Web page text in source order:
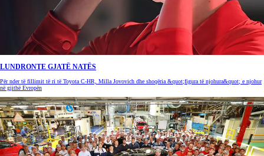
LUNDRONTE GJATË NATËS
Për nder të fillimit të ri të Toyota C-HR, Milla Jovovich dhe shoqëria &quot;figura të njohura&quot; e njohur
në gjithë Evropën